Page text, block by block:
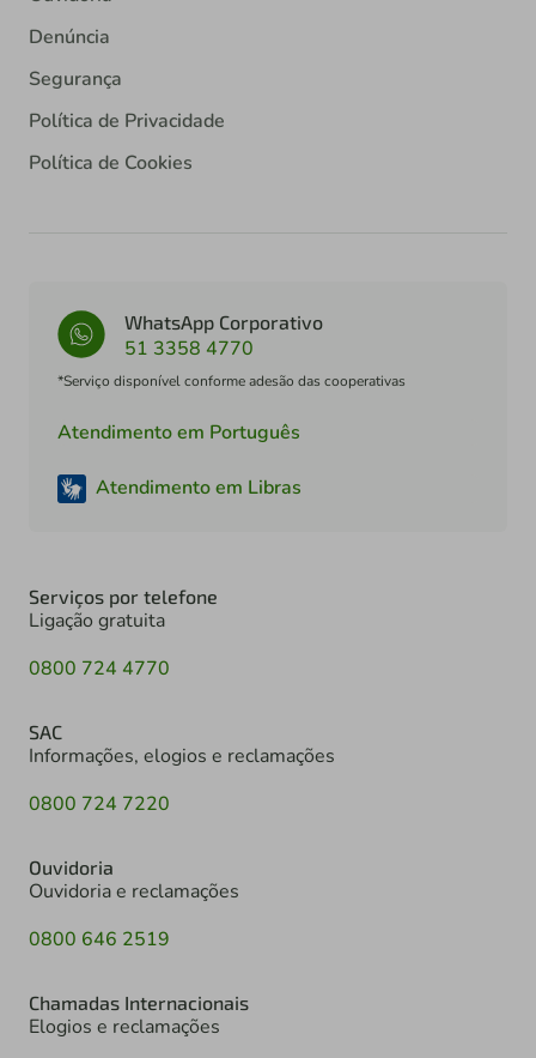
Denúncia
Segurança
Política de Privacidade
Política de Cookies
WhatsApp Corporativo
51 3358 4770
*Serviço disponível conforme adesão das cooperativas
Atendimento em Português
Atendimento em Libras
Serviços por telefone
Ligação gratuita
0800 724 4770
SAC
Informações, elogios e reclamações
0800 724 7220
Ouvidoria
Ouvidoria e reclamações
0800 646 2519
Chamadas Internacionais
Elogios e reclamações